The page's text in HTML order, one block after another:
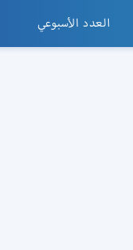
العدد الأسبوعي